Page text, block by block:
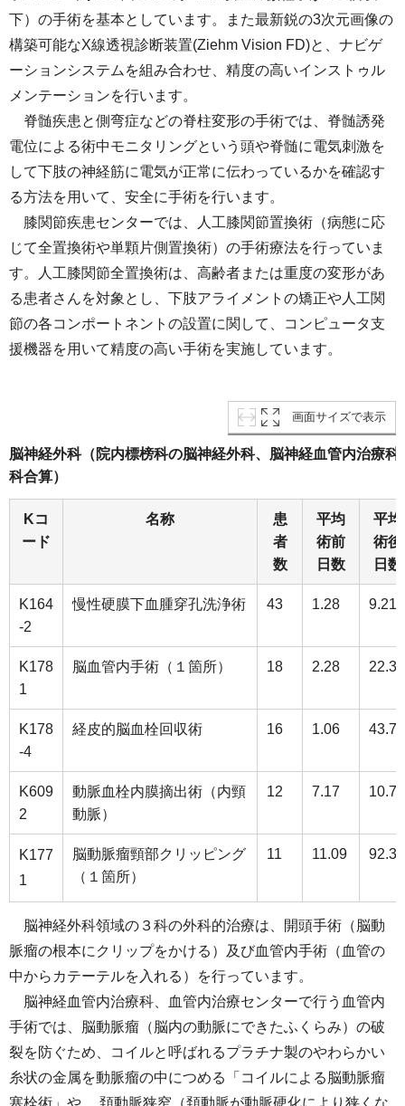
下）の⼿術を基本としています。また最新鋭の3次元画像の
構築可能なX線透視診断装置(Ziehm Vision FD)と、ナビゲ
ーションシステムを組み合わせ、精度の⾼いインストゥル
メンテーションを⾏います。
脊髄疾患と側弯症などの脊柱変形の⼿術では、脊髄誘発
電位による術中モニタリングという頭や脊髄に電気刺激を
して下肢の神経筋に電気が正常に伝わっているかを確認す
る⽅法を⽤いて、安全に⼿術を⾏います。
膝関節疾患センターでは、⼈⼯膝関節置換術（病態に応
じて全置換術や単顆⽚側置換術）の⼿術療法を⾏っていま
す。⼈⼯膝関節全置換術は、⾼齢者または重度の変形があ
る患者さんを対象とし、下肢アライメントの矯正や⼈⼯関
節の各コンポートネントの設置に関して、コンピュータ⽀
援機器を⽤いて精度の⾼い⼿術を実施しています。
画面サイズで表示
脳神経外科（院内標榜科の脳神経外科、脳神経血管内治療
科合算）
Kコ
ード
名称
患
者
数
平均
術前
日数
平均
術後
日数
K164
-2
慢性硬膜下血腫穿孔洗浄術 43 1.28 9.21
K178
1
脳血管内手術（１箇所） 18 2.28 22.39
K178
-4
経皮的脳血栓回収術 16 1.06 43.75
K609
2
動脈血栓内膜摘出術（内頸
動脈）
12 7.17 10.75
K177
1
脳動脈瘤頸部クリッピング
（１箇所）
11 11.09 92.36
脳神経外科領域の３科の外科的治療は、開頭手術（脳動
脈瘤の根本にクリップをかける）及び血管内手術（血管の
中からカテーテルを入れる）を行っています。
脳神経血管内治療科、血管内治療センターで行う血管内
手術では、脳動脈瘤（脳内の動脈にできたふくらみ）の破
裂を防ぐため、コイルと呼ばれるプラチナ製のやわらかい
糸状の⾦属を動脈瘤の中につめる「コイルによる脳動脈瘤